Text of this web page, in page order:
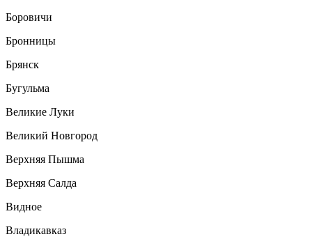
Боровичи
Бронницы
Брянск
Бугульма
Великие Луки
Великий Новгород
Верхняя Пышма
Верхняя Салда
Видное
Владикавказ